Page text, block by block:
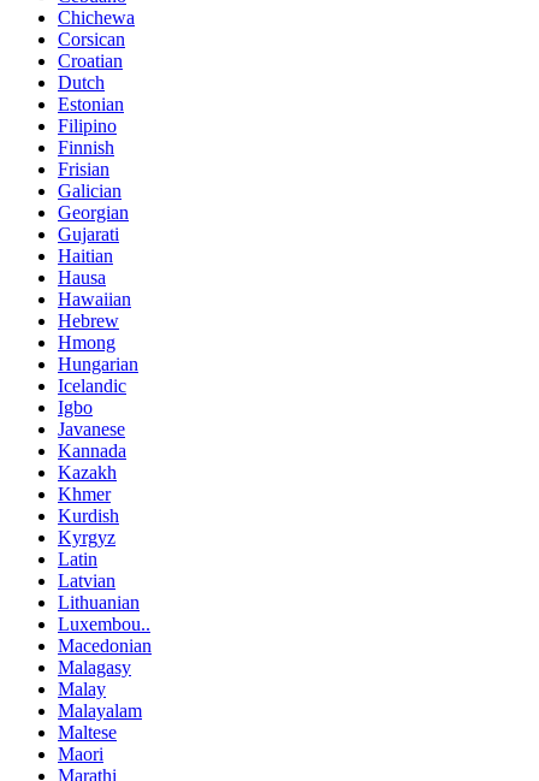
Chichewa
Corsican
Croatian
Dutch
Estonian
Filipino
Finnish
Frisian
Galician
Georgian
Gujarati
Haitian
Hausa
Hawaiian
Hebrew
Hmong
Hungarian
Icelandic
Igbo
Javanese
Kannada
Kazakh
Khmer
Kurdish
Kyrgyz
Latin
Latvian
Lithuanian
Luxembou..
Macedonian
Malagasy
Malay
Malayalam
Maltese
Maori
Marathi